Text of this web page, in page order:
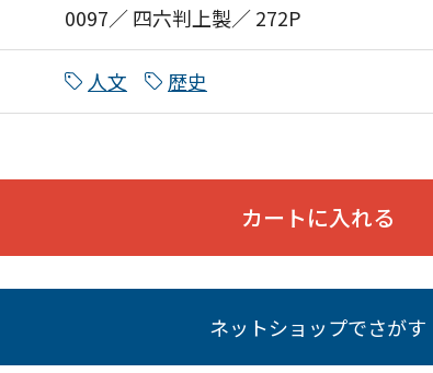
0097／ 四六判上製／ 272P
人文 歴史
カートに入れる
ネットショップでさがす